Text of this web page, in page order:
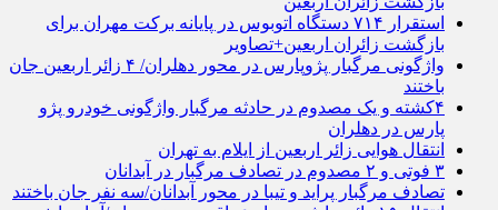
استقرار ۷۱۴ دستگاه اتوبوس در پایانه برکت مهران برای
بازگشت زائران اربعین+تصاویر
واژگونی مرگبار پژوپارس در محور دهلران/ ۴ زائر اربعین جان
باختند
۴کشته و یک مصدوم در حادثه مرگبار واژگونی خودرو پژو
پارس در دهلران
انتقال هوایی زائر اربعین از ایلام به تهران
۳ فوتی و ۲ مصدوم در تصادف مرگبار در آبدانان
تصادف مرگبار پراید و تیبا در محور آبدانان/سه نفر جان باختند